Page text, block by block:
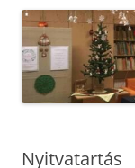
Nyitvatartás